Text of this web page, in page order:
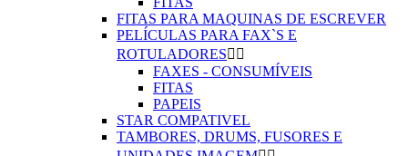
FITAS PARA MAQUINAS DE ESCREVER
PELÍCULAS PARA FAX`S E
ROTULADORES 
FAXES - CONSUMÍVEIS
FITAS
PAPEIS
STAR COMPATIVEL
TAMBORES, DRUMS, FUSORES E